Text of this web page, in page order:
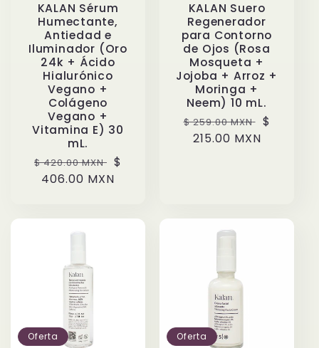
KALAN Sérum
Humectante,
Antiedad e
Iluminador (Oro
24k + Ácido
Hialurónico
Vegano +
Colágeno
Vegano +
Vitamina E) 30
mL.
Precio
habitual
$ 420.00 MXN
Precio
$
406.00 MXN
KALAN Suero
Regenerador
para Contorno
de Ojos (Rosa
Mosqueta +
Jojoba + Arroz +
Moringa +
Neem) 10 mL.
Precio
habitual
$ 259.00 MXN
Precio
$
215.00 MXN
Oferta Oferta